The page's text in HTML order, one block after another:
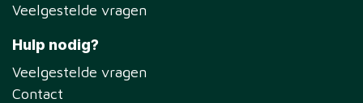
Veelgestelde vragen
Hulp nodig?
Veelgestelde vragen
Contact